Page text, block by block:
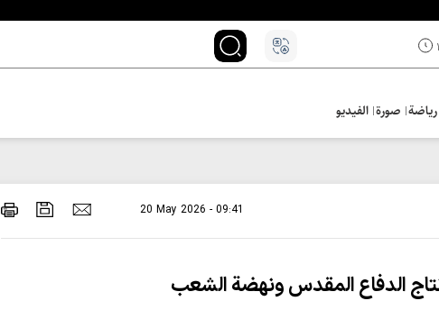
رياضة صورة الفيديو
20 May 2026 - 09:41
الدفاع المقدس ونهضة الشعب